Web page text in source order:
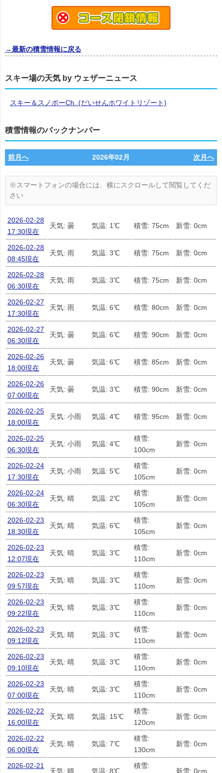
→最新の積雪情報に戻る
スキー場の天気 by ウェザーニュース
スキー＆スノボーCh. (だいせんホワイトリゾート)
積雪情報のバックナンバー
前月へ 2026年02月 次月へ
2026-02-28
17:30現在
天気: 曇 気温: 1℃ 積雪: 75cm 新雪: 0cm
2026-02-28
08:45現在
天気: 雨 気温: 3℃ 積雪: 75cm 新雪: 0cm
2026-02-28
06:30現在
天気: 雨 気温: 3℃ 積雪: 75cm 新雪: 0cm
2026-02-27
17:30現在
天気: 雨 気温: 6℃ 積雪: 80cm 新雪: 0cm
2026-02-27
06:30現在
天気: 曇 気温: 6℃ 積雪: 90cm 新雪: 0cm
2026-02-26
18:00現在
天気: 曇 気温: 6℃ 積雪: 85cm 新雪: 0cm
2026-02-26
07:00現在
天気: 曇 気温: 3℃ 積雪: 90cm 新雪: 0cm
2026-02-25
18:00現在
天気: 小雨 気温: 4℃ 積雪: 95cm 新雪: 0cm
2026-02-25
06:30現在
天気: 小雨 気温: 4℃
積雪:
100cm
新雪: 0cm
2026-02-24
17:30現在
天気: 小雨 気温: 5℃
積雪:
105cm
新雪: 0cm
2026-02-24
06:30現在
天気: 晴 気温: 2℃
積雪:
105cm
新雪: 0cm
2026-02-23
18:30現在
天気: 晴 気温: 6℃
積雪:
105cm
新雪: 0cm
2026-02-23
12:07現在
天気: 晴 気温: 3℃
積雪:
110cm
新雪: 0cm
2026-02-23
09:57現在
天気: 晴 気温: 3℃
積雪:
110cm
新雪: 0cm
2026-02-23
09:22現在
天気: 晴 気温: 3℃
積雪:
110cm
新雪: 0cm
2026-02-23
09:12現在
天気: 晴 気温: 3℃
積雪:
110cm
新雪: 0cm
2026-02-23
09:10現在
天気: 晴 気温: 3℃
積雪:
110cm
新雪: 0cm
2026-02-23
07:00現在
天気: 晴 気温: 3℃
積雪:
110cm
新雪: 0cm
2026-02-22
16:00現在
天気: 晴 気温: 15℃
積雪:
120cm
新雪: 0cm
2026-02-22
06:00現在
天気: 晴 気温: 7℃
積雪:
130cm
新雪: 0cm
2026-02-21
天気: 晴 気温: 8℃
積雪:
新雪: 0cm